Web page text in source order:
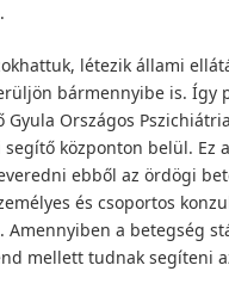
létezik állami
bármennyibe is. Így
Országos
központon belül. Ez
ebből az ördögi
és csoportos
Amennyiben a betegség
mellett tudnak segíteni